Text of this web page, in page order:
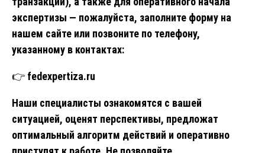
экспертизы — пожалуйста, заполните форму на
нашем сайте или позвоните по телефону,
указанному в контактах:
👉 fedexpertiza.ru
Наши специалисты ознакомятся с вашей
ситуацией, оценят перспективы, предложат
оптимальный алгоритм действий и оперативно